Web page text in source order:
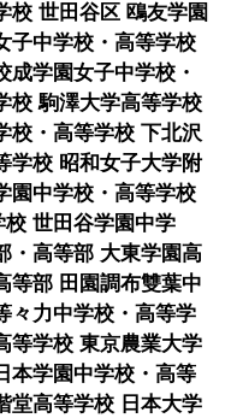
校 世田谷区 鴎友学園
中学校・高等学校
学園女子中学校・
校 駒澤大学高等学校
校・高等学校 下北沢
学校 昭和女子大学附
園中学校・高等学校
世田谷学園中学
・高等部 大東学園高
等部 田園調布雙葉中
々力中学校・高等学
等学校 東京農業大学
本学園中学校・高等
堂高等学校 日本大学